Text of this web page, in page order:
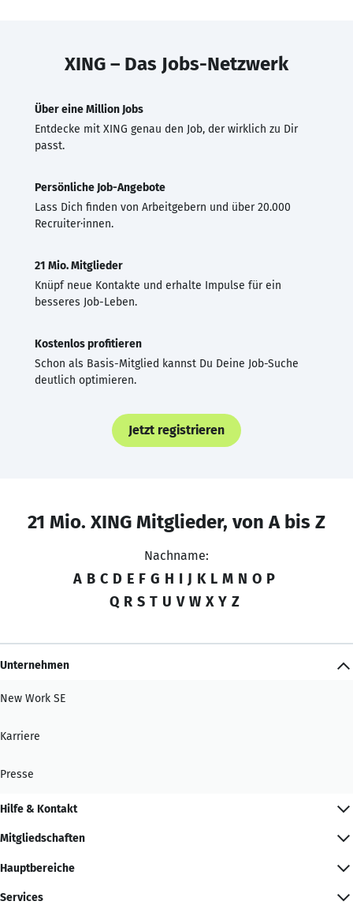
XING – Das Jobs-Netzwerk
Über eine Million Jobs
Entdecke mit XING genau den Job, der wirklich zu Dir
passt.
Persönliche Job-Angebote
Lass Dich finden von Arbeitgebern und über 20.000
Recruiter·innen.
21 Mio. Mitglieder
Knüpf neue Kontakte und erhalte Impulse für ein
besseres Job-Leben.
Kostenlos profitieren
Schon als Basis-Mitglied kannst Du Deine Job-Suche
deutlich optimieren.
Jetzt registrieren
21 Mio. XING Mitglieder, von A bis Z
Nachname:
A B C D E F G H I J K L M N O P
Q R S T U V W X Y Z
Unternehmen
New Work SE
Karriere
Presse
Hilfe & Kontakt
Mitgliedschaften
Hauptbereiche
Services